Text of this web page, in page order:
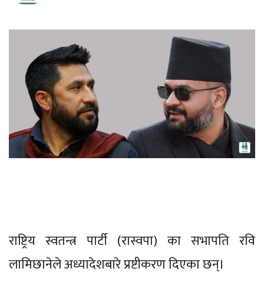
राष्ट्रिय स्वतन्त्र पार्टी (रास्वपा) का सभापति रवि
लामिछानेले अध्यादेशबारे प्रष्टीकरण दिएका छन्।